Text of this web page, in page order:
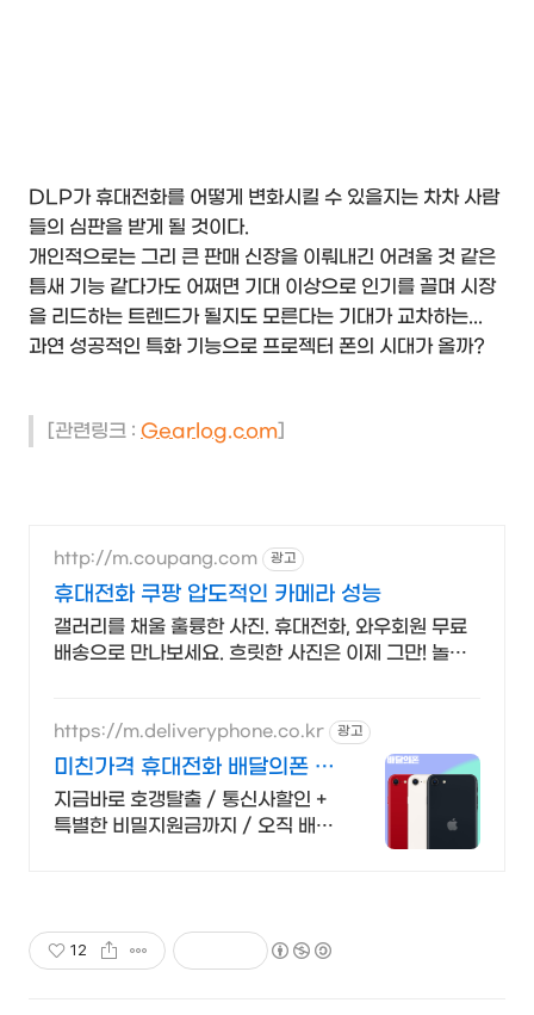
DLP가 휴대전화를 어떻게 변화시킬 수 있을지는 차차 사람
들의 심판을 받게 될 것이다.
개인적으로는 그리 큰 판매 신장을 이뤄내긴 어려울 것 같은
틈새 기능 같다가도 어쩌면 기대 이상으로 인기를 끌며 시장
을 리드하는 트렌드가 될지도 모른다는 기대가 교차하는...
과연 성공적인 특화 기능으로 프로젝터 폰의 시대가 올까?
[관련링크 : Gearlog.com]
http://m.coupang.com 광고
휴대전화 쿠팡 압도적인 카메라 성능
갤러리를 채울 훌륭한 사진. 휴대전화, 와우회원 무료
배송으로 만나보세요. 흐릿한 사진은 이제 그만! 놀라
https://m.deliveryphone.co.kr 광고
미친가격 휴대전화 배달의폰 박
리다매! 무조건 더 할인!
지금바로 호갱탈출 / 통신사할인 +
특별한 비밀지원금까지 / 오직 배달
12